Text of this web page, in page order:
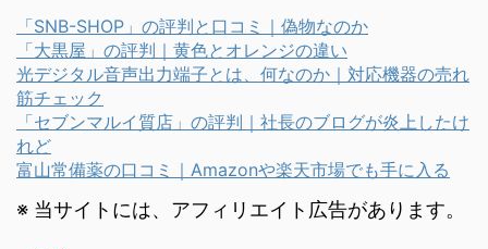
「SNB-SHOP」の評判と口コミ｜偽物なのか
「大黒屋」の評判｜黄色とオレンジの違い
光デジタル音声出力端子とは、何なのか｜対応機器の売れ
筋チェック
「セブンマルイ質店」の評判｜社長のブログが炎上したけ
れど
富山常備薬の口コミ｜Amazonや楽天市場でも手に入る
※ 当サイトには、アフィリエイト広告があります。